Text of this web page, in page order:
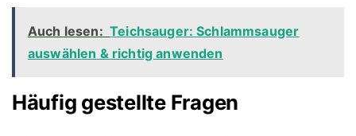
Auch lesen: Teichsauger: Schlammsauger
auswählen & richtig anwenden
Häufig gestellte Fragen